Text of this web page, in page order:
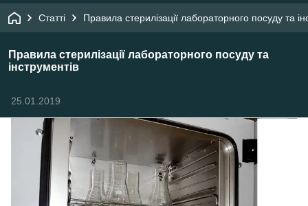
Статті Правила стерилізації лабораторного посуду та
Правила стерилізації лабораторного посуду та
інструментів
25.01.2019